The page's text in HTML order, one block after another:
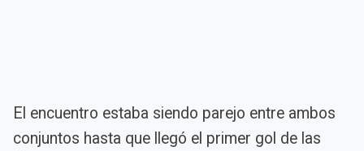
El encuentro estaba siendo parejo entre ambos
conjuntos hasta que llegó el primer gol de las